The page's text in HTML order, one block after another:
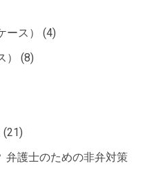
ス）
(4)
(8)
(21)
弁護士のための非弁対策